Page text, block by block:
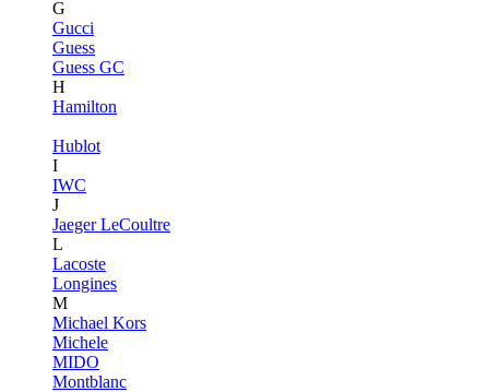
G
Gucci
Guess
Guess GC
H
Hamilton
Hublot
I
IWC
J
Jaeger LeCoultre
L
Lacoste
Longines
M
Michael Kors
Michele
MIDO
Montblanc